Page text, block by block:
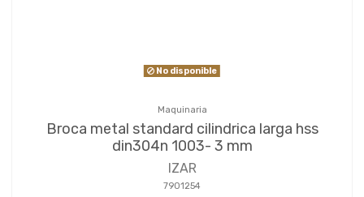
No disponible
Maquinaria
Broca metal standard cilindrica larga hss
din304n 1003- 3 mm
IZAR
7901254